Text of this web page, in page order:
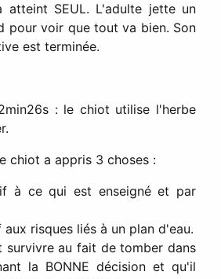
atteint SEUL. L'adulte jette un
pour voir que tout va bien. Son
est terminée.
: le chiot utilise l'herbe
chiot a appris 3 choses :
à ce qui est enseigné et par
risques liés à un plan d'eau.
survivre au fait de tomber dans
la BONNE décision et qu'il